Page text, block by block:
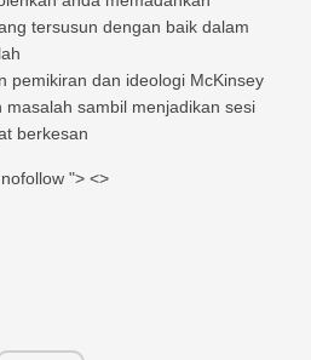
tersusun dengan baik dalam
pemikiran dan ideologi McKinsey
masalah sambil menjadikan sesi
berkesan
"> <>